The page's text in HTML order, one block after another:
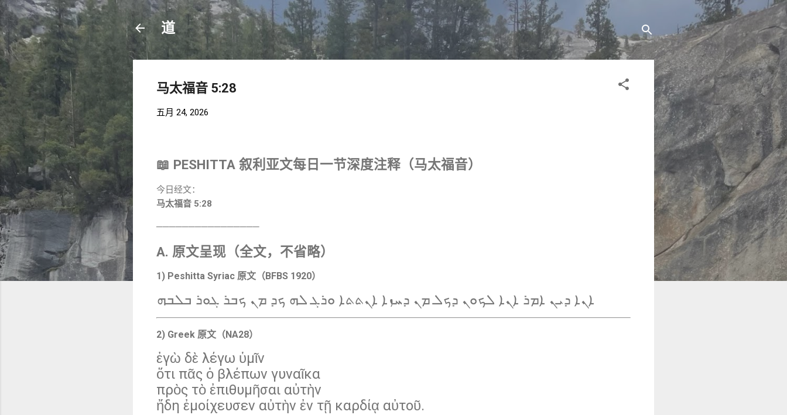
跳至主要内容
道
马太福音 5:28
五月 24, 2026
📖 PESHITTA 叙利亚文每日一节深度注释（马太福音）
今日经文：
马太福音 5:28
────────────────
A. 原文呈现（全文，不省略）
1) Peshitta Syriac 原文（BFBS 1920）
ܐܢܐ ܕܝܢ ܐܡܪ ܐܢܐ ܠܟܘܢ ܕܟܠ ܡܢ ܕܚܙܐ ܐܢܬܬܐ ܘܪܓ ܠܗ ܟܕ ܡܢ ܟܒܪ ܓܘܪ ܒܠܒܗ
2) Greek 原文（NA28）
ἐγὼ δὲ λέγω ὑμῖν
ὅτι πᾶς ὁ βλέπων γυναῖκα
πρὸς τὸ ἐπιθυμῆσαι αὐτὴν
ἤδη ἐμοίχευσεν αὐτὴν ἐν τῇ καρδίᾳ αὐτοῦ.